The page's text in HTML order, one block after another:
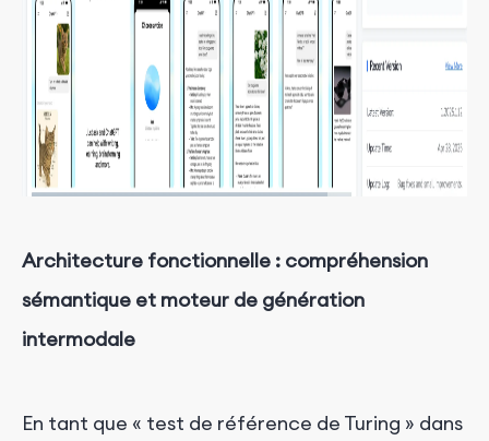
Architecture fonctionnelle : compréhension
sémantique et moteur de génération
intermodale
En tant que « test de référence de Turing » dans